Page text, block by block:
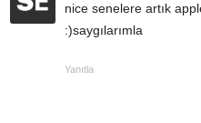
nice senelere artık
:)saygılarımla
Yanıtla